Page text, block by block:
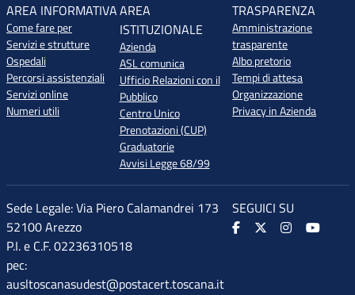
AREA INFORMATIVA
Come fare per
Servizi e strutture
Ospedali
Percorsi assistenziali
Servizi online
Numeri utili
AREA
ISTITUZIONALE
Azienda
ASL comunica
Ufficio Relazioni con il
Pubblico
Centro Unico
Prenotazioni (CUP)
Graduatorie
Avvisi Legge 68/99
TRASPARENZA
Amministrazione
trasparente
Albo pretorio
Tempi di attesa
Organizzazione
Privacy in Azienda
Sede Legale: Via Piero Calamandrei 173
52100 Arezzo
P.I. e C.F. 02236310518
pec:
ausltoscanasudest@postacert.toscana.it
SEGUICI SU